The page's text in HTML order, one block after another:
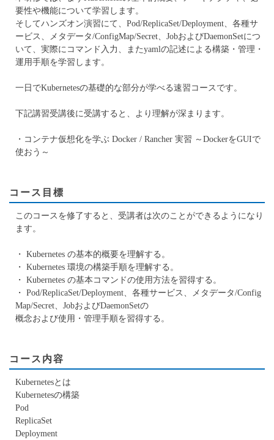
要性や機能について学習します。
そしてハンズオン演習にて、Pod/ReplicaSet/Deployment、各種サ
ービス、メタデータ/ConfigMap/Secret、JobおよびDaemonSetにつ
いて、実際にコマンド入力、またyamlの記述による構築・管理・
運用手順を学習します。
一日でKubernetesの基礎的な部分が学べる速習コースです。
下記講習受講後に受講すると、より理解が深まります。
・コンテナ仮想化を学ぶ Docker / Rancher 実習 ～DockerをGUIで
使おう～
コース目標
このコースを修了すると、受講者は次のことができるようになり
ます。
・ Kubernetes の基本的概要を理解する。
・ Kubernetes 環境の構築手順を理解する。
・ Kubernetes の基本コマンドの使用方法を習得する。
・ Pod/ReplicaSet/Deployment、各種サービス、メタデータ/Config
Map/Secret、JobおよびDaemonSetの
概念および使用・管理手順を習得する。
コース内容
Kubernetesとは
Kubernetesの構築
Pod
ReplicaSet
Deployment